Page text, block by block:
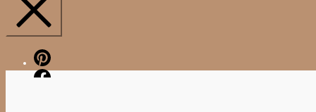
Pinterest
Facebook